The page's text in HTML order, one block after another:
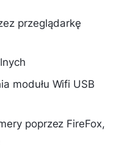
przeglądarkę
modułu Wifi USB
poprzez FireFox,